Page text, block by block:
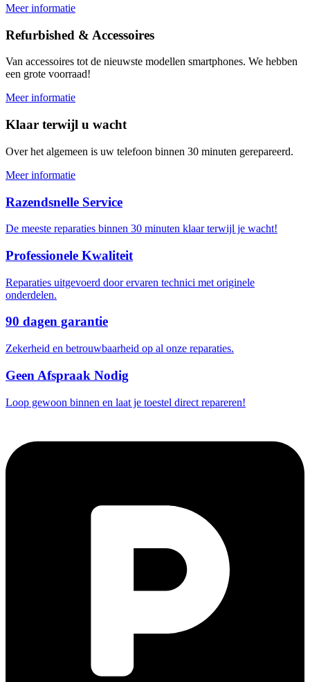
Meer informatie
Refurbished & Accessoires
Van accessoires tot de nieuwste modellen smartphones. We hebben
een grote voorraad!
Meer informatie
Klaar terwijl u wacht
Over het algemeen is uw telefoon binnen 30 minuten gerepareerd.
Meer informatie
Razendsnelle Service
De meeste reparaties binnen 30 minuten klaar terwijl je wacht!
Professionele Kwaliteit
Reparaties uitgevoerd door ervaren technici met originele
onderdelen.
90 dagen garantie
Zekerheid en betrouwbaarheid op al onze reparaties.
Geen Afspraak Nodig
Loop gewoon binnen en laat je toestel direct repareren!